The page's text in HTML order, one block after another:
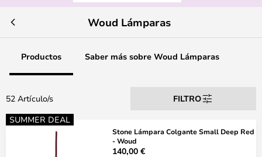
Woud Lámparas
Productos Saber más sobre Woud Lámparas
52 Artículo/s
FILTRO
SUMMER DEAL
Stone Lámpara Colgante Small Deep Red
- Woud
140,00 €